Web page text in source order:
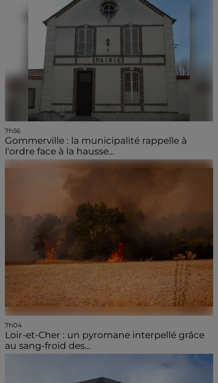
7h56
Gommerville : la municipalité rappelle à
l'ordre face à la hausse...
7h04
Loir-et-Cher : un pyromane interpellé grâce
au sang-froid des...